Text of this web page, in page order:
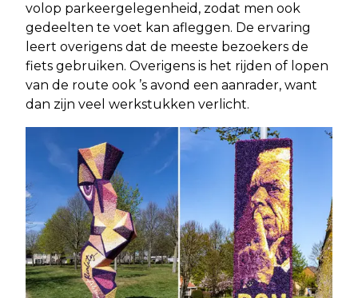
volop parkeergelegenheid, zodat men ook
gedeelten te voet kan afleggen. De ervaring
leert overigens dat de meeste bezoekers de
fiets gebruiken. Overigens is het rijden of lopen
van de route ook ’s avond een aanrader, want
dan zijn veel werkstukken verlicht.